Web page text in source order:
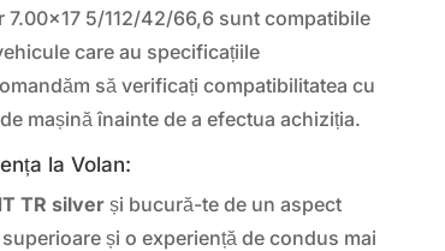
7.00×17 5/112/42/66,6 sunt compatibile
care au specificațiile
să verificați compatibilitatea cu
mașină înainte de a efectua achiziția.
la Volan:
TR silver și bucură-te de un aspect
și o experiență de condus mai